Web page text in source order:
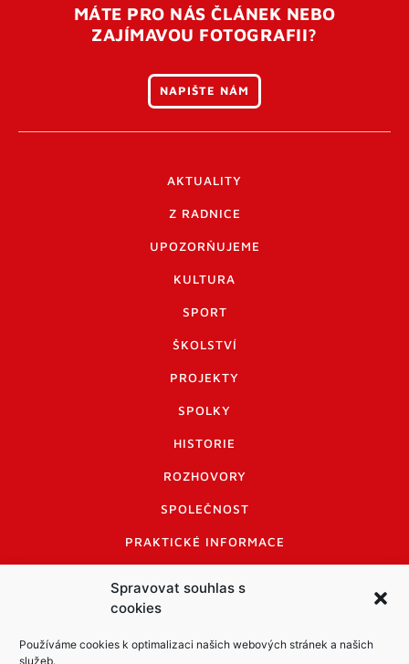
Spravovat souhlas s
cookies
Používáme cookies k optimalizaci našich webových stránek a našich
služeb.
otevření tohoto odkazu se váš účet ověří a můžete se
přihlásit. Nezapomeňte zkontrolovat složku SPAM ve
MÁTE PRO NÁS ČLÁNEK NEBO
ZAJÍMAVOU FOTOGRAFII?
NAPIŠTE NÁM
AKTUALITY
Z RADNICE
UPOZORŇUJEME
KULTURA
SPORT
ŠKOLSTVÍ
PROJEKTY
SPOLKY
HISTORIE
ROZHOVORY
SPOLEČNOST
PRAKTICKÉ INFORMACE
INFORMACE A KODEX DISKUTUJÍCÍCH
LOGO A LOGO MANUÁL